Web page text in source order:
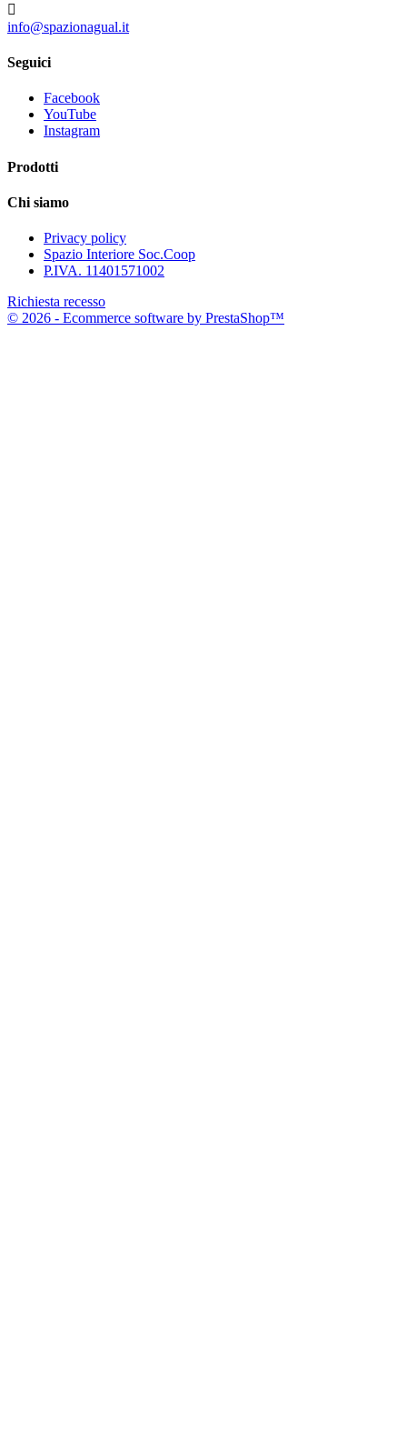

info@spazionagual.it
Seguici
Facebook
YouTube
Instagram
Prodotti
Chi siamo
Privacy policy
Spazio Interiore Soc.Coop
P.IVA. 11401571002
Richiesta recesso
© 2026 - Ecommerce software by PrestaShop™